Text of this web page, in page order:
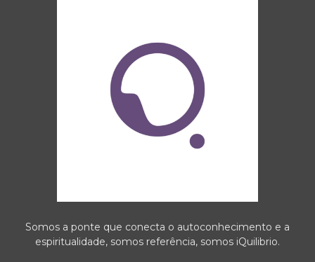
Somos a ponte que conecta o autoconhecimento e a
espiritualidade, somos referência, somos iQuilibrio.